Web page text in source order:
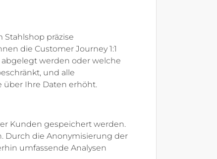
präzise
die Customer Journey 1:1
werden oder welche
und alle
über Ihre Daten erhöht.
Kunden gespeichert werden.
Durch die Anonymisierung der
umfassende Analysen